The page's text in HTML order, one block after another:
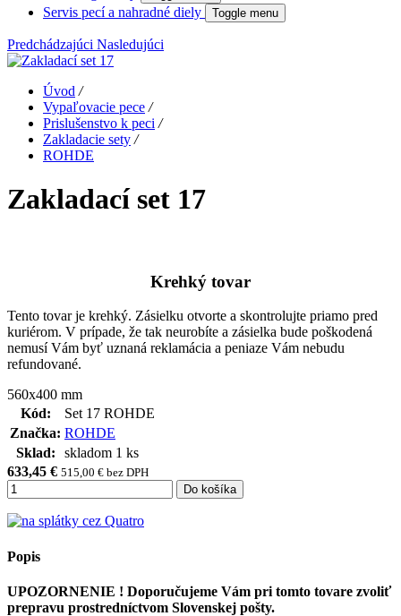
Servis pecí a nahradné diely Toggle menu
Predchádzajúci Nasledujúci
Úvod /
Vypaľovacie pece /
Prislušenstvo k peci /
Zakladacie sety /
ROHDE
Zakladací set 17
Krehký tovar
Tento tovar je krehký. Zásielku otvorte a skontrolujte priamo pred
kuriérom. V prípade, že tak neurobíte a zásielka bude poškodená
nemusí Vám byť uznaná reklamácia a peniaze Vám nebudu
refundované.
560x400 mm
Kód:
Set 17 ROHDE
Značka: ROHDE
Sklad:
skladom 1 ks
633,45 € 515,00 € bez DPH
Do košíka
Popis
UPOZORNENIE ! Doporučujeme Vám pri tomto tovare zvoliť
prepravu prostredníctvom Slovenskej pošty.